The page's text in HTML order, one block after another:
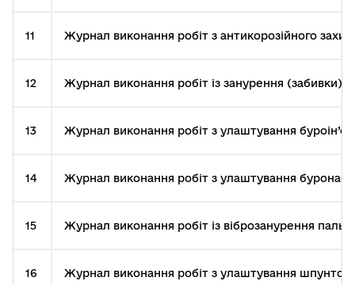
11 Журнал виконання робіт з антикорозійного
12 Журнал виконання робіт із занурення (забивки)
13 Журнал виконання робіт з улаштування
14 Журнал виконання робіт з улаштування
15 Журнал виконання робіт із віброзанурення паль
16 Журнал виконання робіт з улаштування